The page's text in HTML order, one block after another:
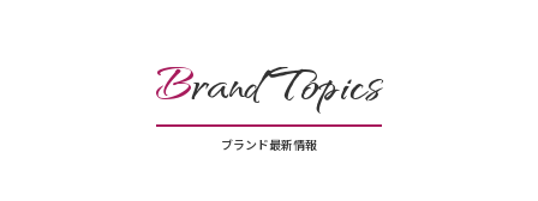
Brand Topics
ブランド最新情報